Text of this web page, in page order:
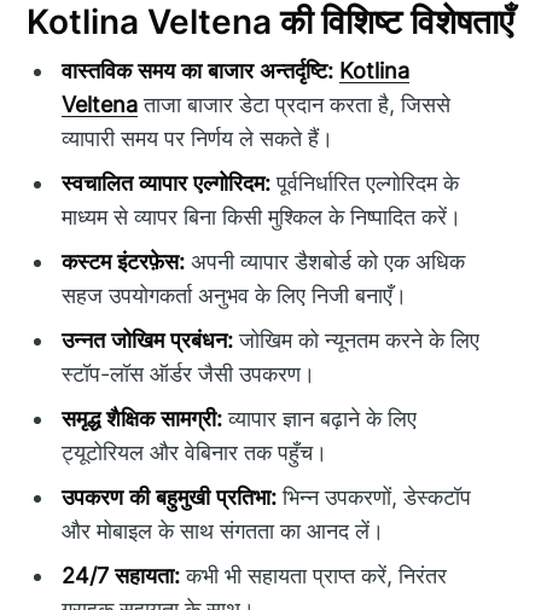
Kotlina Veltena की विशिष्ट विशेषताएँ
वास्तविक समय का बाजार अन्तर्दृष्टि: Kotlina
Veltenaताजा बाजार डेटा प्रदान करता है, जिससे
व्यापारी समय पर निर्णय ले सकते हैं।
स्वचालित व्यापार एल्गोरिदम:पूर्वनिर्धारित एल्गोरिदम के
माध्यम से व्यापर बिना किसी मुश्किल के निष्पादित करें।
कस्टम इंटरफ़ेस: अपनी व्यापार डैशबोर्ड को एक अधिक
सहज उपयोगकर्ता अनुभव के लिए निजी बनाएँ।
उन्नत जोखिम प्रबंधन:जोखिम को न्यूनतम करने के लिए
स्टॉप-लॉस ऑर्डर जैसी उपकरण।
समृद्ध शैक्षिक सामग्री:व्यापार ज्ञान बढ़ाने के लिए
ट्यूटोरियल और वेबिनार तक पहुँच।
उपकरण की बहुमुखी प्रतिभा:भिन्न उपकरणों, डेस्कटॉप
और मोबाइल के साथ संगतता का आनद लें।
24/7 सहायता:कभी भी सहायता प्राप्त करें, निरंतर